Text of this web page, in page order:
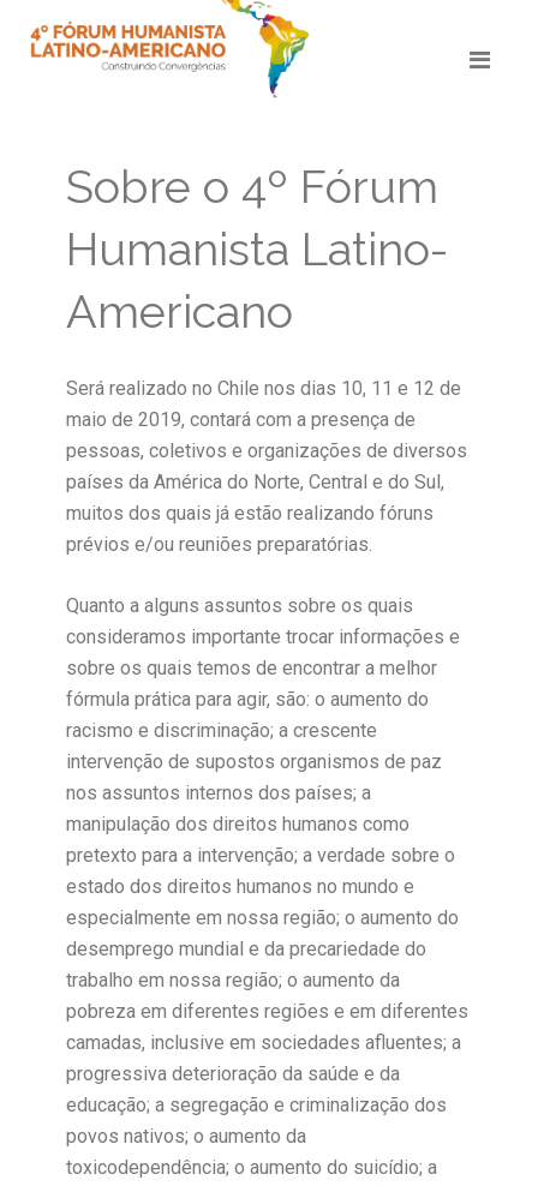
Sobre o 4º Fórum
Humanista Latino-
Americano
Será realizado no Chile nos dias 10, 11 e 12 de
maio de 2019, contará com a presença de
pessoas, coletivos e organizações de diversos
países da América do Norte, Central e do Sul,
muitos dos quais já estão realizando fóruns
prévios e/ou reuniões preparatórias.
Quanto a alguns assuntos sobre os quais
consideramos importante trocar informações e
sobre os quais temos de encontrar a melhor
fórmula prática para agir, são: o aumento do
racismo e discriminação; a crescente
intervenção de supostos organismos de paz
nos assuntos internos dos países; a
manipulação dos direitos humanos como
pretexto para a intervenção; a verdade sobre o
estado dos direitos humanos no mundo e
especialmente em nossa região; o aumento do
desemprego mundial e da precariedade do
trabalho em nossa região; o aumento da
pobreza em diferentes regiões e em diferentes
camadas, inclusive em sociedades afluentes; a
progressiva deterioração da saúde e da
educação; a segregação e criminalização dos
povos nativos; o aumento da
toxicodependência; o aumento do suicídio; a